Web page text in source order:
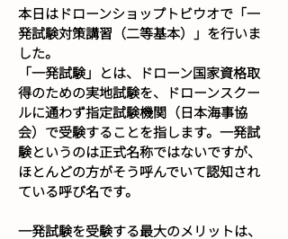
本日はドローンショップトビウオで「一
発試験対策講習（二等基本）」を行いま
した。
「一発試験」とは、ドローン国家資格取
得のための実地試験を、ドローンスクー
ルに通わず指定試験機関（日本海事協
会）で受験することを指します。一発試
験というのは正式名称ではないですが、
ほとんどの方がそう呼んでいて認知され
ている呼び名です。
一発試験を受験する最大のメリットは、